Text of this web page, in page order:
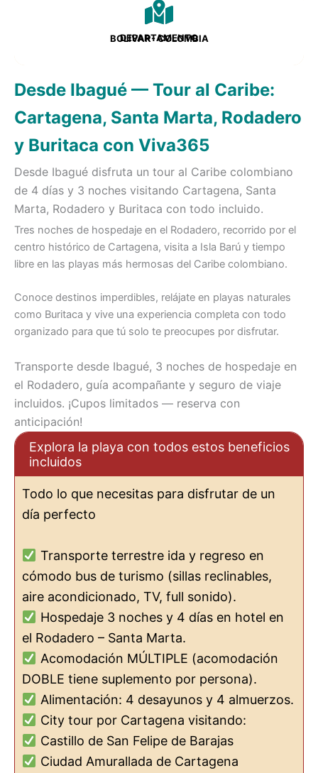
DEPARTAMENTO
BOLIVAR- COLOMBIA
Desde Ibagué — Tour al Caribe:
Cartagena, Santa Marta, Rodadero
y Buritaca con Viva365
Desde Ibagué disfruta un tour al Caribe colombiano
de 4 días y 3 noches visitando Cartagena, Santa
Marta, Rodadero y Buritaca con todo incluido.
Tres noches de hospedaje en el Rodadero, recorrido por el
centro histórico de Cartagena, visita a Isla Barú y tiempo
libre en las playas más hermosas del Caribe colombiano.
Conoce destinos imperdibles, relájate en playas naturales
como Buritaca y vive una experiencia completa con todo
organizado para que tú solo te preocupes por disfrutar.
Transporte desde Ibagué, 3 noches de hospedaje en
el Rodadero, guía acompañante y seguro de viaje
incluidos. ¡Cupos limitados — reserva con
anticipación!
Explora la playa con todos estos beneficios
incluidos
Todo lo que necesitas para disfrutar de un
día perfecto
Transporte terrestre ida y regreso en
cómodo bus de turismo (sillas reclinables,
aire acondicionado, TV, full sonido).
Hospedaje 3 noches y 4 días en hotel en
el Rodadero – Santa Marta.
Acomodación MÚLTIPLE (acomodación
DOBLE tiene suplemento por persona).
Alimentación: 4 desayunos y 4 almuerzos.
City tour por Cartagena visitando:
Castillo de San Felipe de Barajas
Ciudad Amurallada de Cartagena